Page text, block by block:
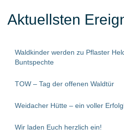
Aktuellsten
Waldkinder werden zu Pflaster
Buntspechte
TOW – Tag der offenen Waldtür
Weidacher Hütte – ein voller
Wir laden Euch herzlich ein!